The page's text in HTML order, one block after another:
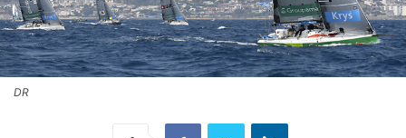
DR